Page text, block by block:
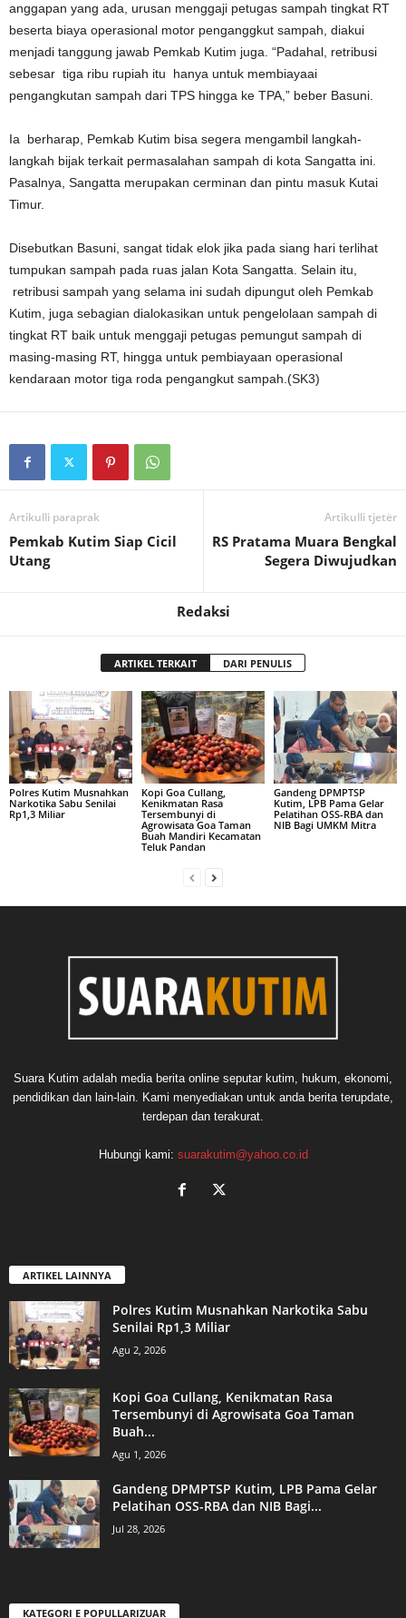
anggapan yang ada, urusan menggaji petugas sampah tingkat RT
beserta biaya operasional motor penganggkut sampah, diakui
menjadi tanggung jawab Pemkab Kutim juga. “Padahal, retribusi
sebesar tiga ribu rupiah itu hanya untuk membiayaai
pengangkutan sampah dari TPS hingga ke TPA,” beber Basuni.
Ia berharap, Pemkab Kutim bisa segera mengambil langkah-
langkah bijak terkait permasalahan sampah di kota Sangatta ini.
Pasalnya, Sangatta merupakan cerminan dan pintu masuk Kutai
Timur.
Disebutkan Basuni, sangat tidak elok jika pada siang hari terlihat
tumpukan sampah pada ruas jalan Kota Sangatta. Selain itu,
retribusi sampah yang selama ini sudah dipungut oleh Pemkab
Kutim, juga sebagian dialokasikan untuk pengelolaan sampah di
tingkat RT baik untuk menggaji petugas pemungut sampah di
masing-masing RT, hingga untuk pembiayaan operasional
kendaraan motor tiga roda pengangkut sampah.(SK3)
Artikulli paraprak
Pemkab Kutim Siap Cicil
Utang
Artikulli tjetër
RS Pratama Muara Bengkal
Segera Diwujudkan
Redaksi
ARTIKEL TERKAIT DARI PENULIS
Polres Kutim Musnahkan
Narkotika Sabu Senilai
Rp1,3 Miliar
Kopi Goa Cullang,
Kenikmatan Rasa
Tersembunyi di
Agrowisata Goa Taman
Buah Mandiri Kecamatan
Teluk Pandan
Gandeng DPMPTSP
Kutim, LPB Pama Gelar
Pelatihan OSS-RBA dan
NIB Bagi UMKM Mitra
Suara Kutim adalah media berita online seputar kutim, hukum, ekonomi,
pendidikan dan lain-lain. Kami menyediakan untuk anda berita terupdate,
terdepan dan terakurat.
Hubungi kami: suarakutim@yahoo.co.id
ARTIKEL LAINNYA
Polres Kutim Musnahkan Narkotika Sabu
Senilai Rp1,3 Miliar
Agu 2, 2026
Kopi Goa Cullang, Kenikmatan Rasa
Tersembunyi di Agrowisata Goa Taman
Buah...
Agu 1, 2026
Gandeng DPMPTSP Kutim, LPB Pama Gelar
Pelatihan OSS-RBA dan NIB Bagi...
Jul 28, 2026
KATEGORI E POPULLARIZUAR